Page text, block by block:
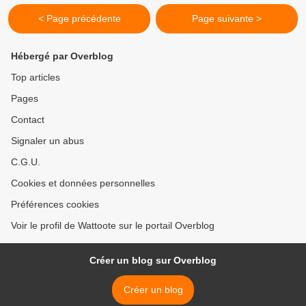
< Page précédente Page suivante >
Hébergé par Overblog
Top articles
Pages
Contact
Signaler un abus
C.G.U.
Cookies et données personnelles
Préférences cookies
Voir le profil de Wattoote sur le portail Overblog
Créer un blog sur Overblog
Créer un blog